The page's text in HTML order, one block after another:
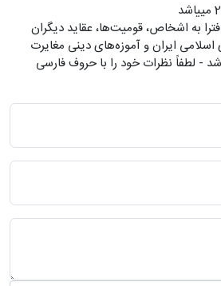
به اشخاص، قومیت‌ها، عقاید دیگران
اسلامی ایران و آموزه‌های دینی مغایرت
- لطفاً نظرات خود را با حروف فارسی